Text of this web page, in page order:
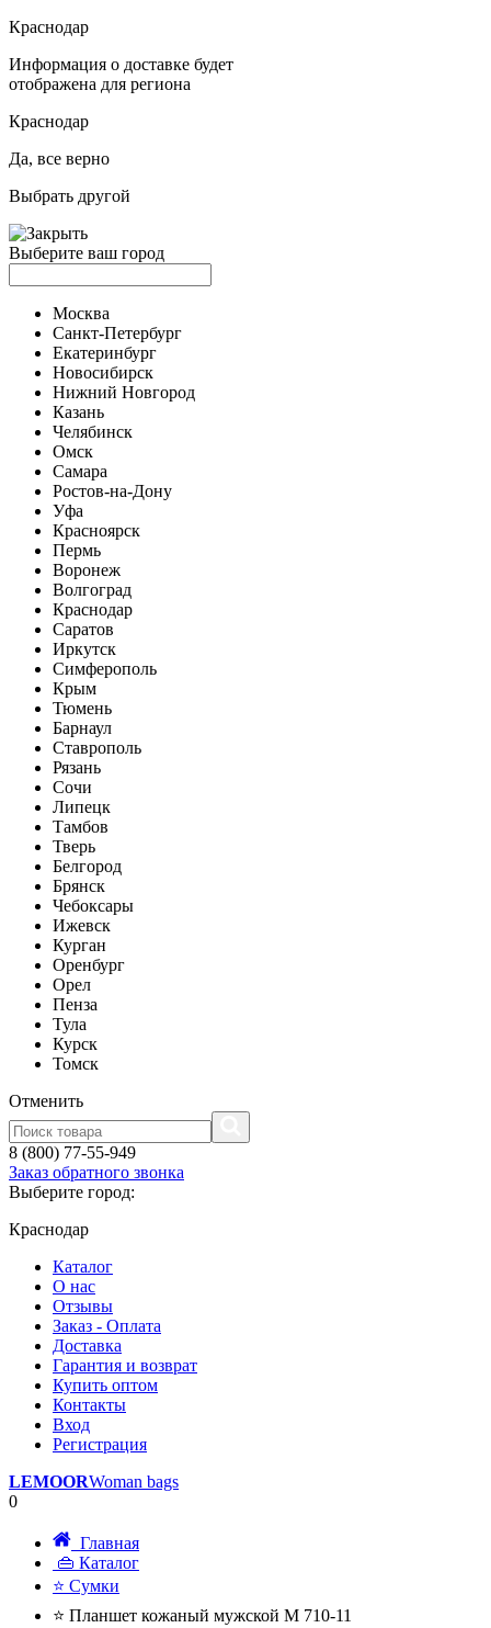
Краснодар
Информация о доставке будет
отображена для региона
Краснодар
Да, все верно
Выбрать другой
Выберите ваш город
Москва
Санкт-Петербург
Екатеринбург
Новосибирск
Нижний Новгород
Казань
Челябинск
Омск
Самара
Ростов-на-Дону
Уфа
Красноярск
Пермь
Воронеж
Волгоград
Краснодар
Саратов
Иркутск
Симферополь
Крым
Тюмень
Барнаул
Ставрополь
Рязань
Сочи
Липецк
Тамбов
Тверь
Белгород
Брянск
Чебоксары
Ижевск
Курган
Оренбург
Орел
Пенза
Тула
Курск
Томск
Отменить
8 (800) 77-55-949
Заказ обратного звонка
Выберите город:
Краснодар
Каталог
О нас
Отзывы
Заказ - Оплата
Доставка
Гарантия и возврат
Купить оптом
Контакты
Вход
Регистрация
LEMOORWoman bags
0
Главная
👜 Каталог
⭐ Сумки
⭐ Планшет кожаный мужской M 710-11